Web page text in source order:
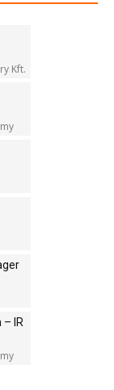
Kft.
IR